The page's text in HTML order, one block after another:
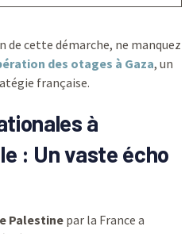
de cette démarche, ne manquez
des otages à Gaza, un
française.
à
: Un vaste écho
Palestinepar la France a